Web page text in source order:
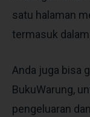
satu halaman
termasuk
Anda juga bisa
BukuWarung,
pengeluaran